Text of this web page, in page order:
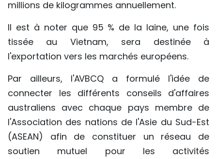
millions de kilogrammes annuellement.
Il est à noter que 95 % de la laine, une fois
tissée au Vietnam, sera destinée à
l'exportation vers les marchés européens.
Par ailleurs, l'AVBCQ a formulé l'idée de
connecter les différents conseils d'affaires
australiens avec chaque pays membre de
l'Association des nations de l'Asie du Sud-Est
(ASEAN) afin de constituer un réseau de
soutien mutuel pour les activités